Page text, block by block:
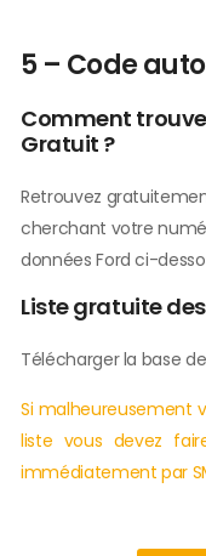
5 – Code
Comment
Gratuit ?
Retrouvez
cherchant votre
données Ford ci-
Liste gratuite
Télécharger la base
Si malheureusement
liste vous devez
immédiatement par